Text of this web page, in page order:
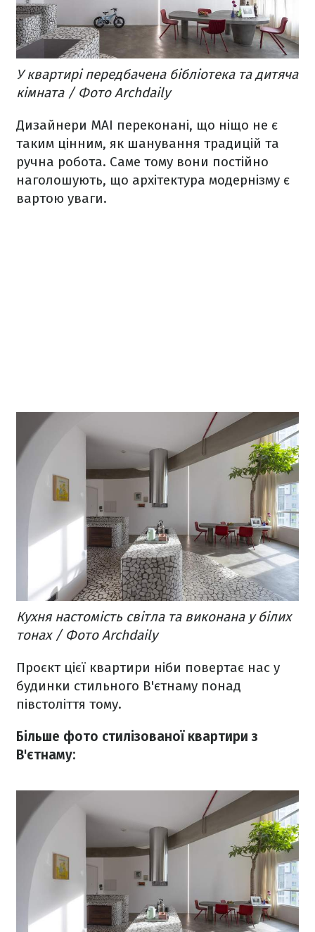
У квартирі передбачена бібліотека та дитяча
кімната / Фото Archdaily
Дизайнери МАІ переконані, що ніщо не є
таким цінним, як шанування традицій та
ручна робота. Саме тому вони постійно
наголошують, що архітектура модернізму є
вартою уваги.
Кухня настомість світла та виконана у білих
тонах / Фото Archdaily
Проєкт цієї квартири ніби повертає нас у
будинки стильного В'єтнаму понад
півстоліття тому.
Більше фото стилізованої квартири з
В'єтнаму: